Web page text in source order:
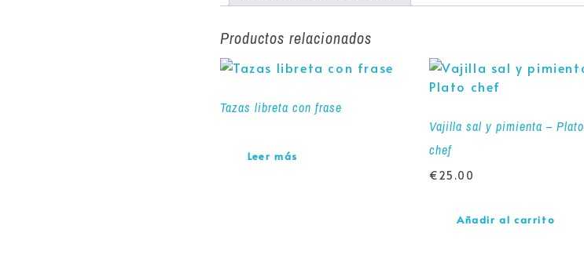
Productos relacionados
Tazas libreta con frase
Leer más
Vajilla sal y pimienta – Plato
chef
€25.00
Añadir al carrito